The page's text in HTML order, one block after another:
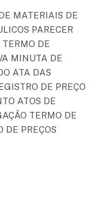
MATERIAIS DE
PARECER
TERMO DE
MINUTA DE
ATA DAS
DE PREÇO
ATOS DE
TERMO DE
DE PREÇOS